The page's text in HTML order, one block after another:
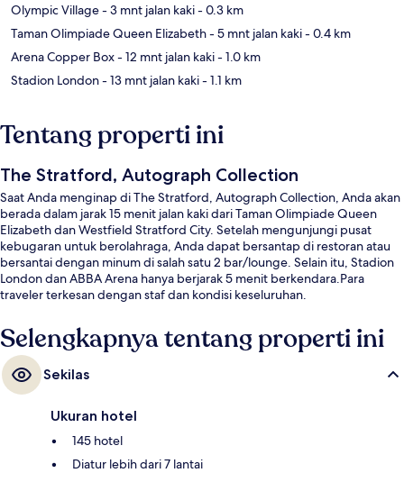
Olympic Village- 3 mnt jalan kaki- 0.3 km
Taman Olimpiade Queen Elizabeth- 5 mnt jalan kaki- 0.4 km
Arena Copper Box- 12 mnt jalan kaki- 1.0 km
Stadion London- 13 mnt jalan kaki- 1.1 km
Tentang properti ini
The Stratford, Autograph Collection
Saat Anda menginap di The Stratford, Autograph Collection, Anda akan
berada dalam jarak 15 menit jalan kaki dari Taman Olimpiade Queen
Elizabeth dan Westfield Stratford City. Setelah mengunjungi pusat
kebugaran untuk berolahraga, Anda dapat bersantap di restoran atau
bersantai dengan minum di salah satu 2 bar/lounge. Selain itu, Stadion
London dan ABBA Arena hanya berjarak 5 menit berkendara.Para
traveler terkesan dengan staf dan kondisi keseluruhan.
Selengkapnya tentang properti ini
Sekilas
Ukuran hotel
145 hotel
Diatur lebih dari 7 lantai